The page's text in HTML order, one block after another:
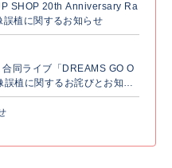
SHOP 20th Anniversary Ra
植に関するお知らせ
同ライブ「DREAMS GO O
植に関するお詫びとお知ら